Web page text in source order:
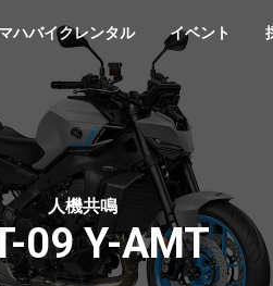
ハバイクレンタル イベント
人機共鳴
09 Y-AMT